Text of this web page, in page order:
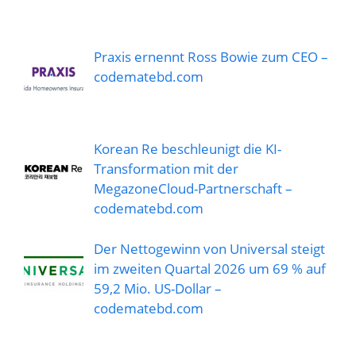
Praxis ernennt Ross Bowie zum CEO –
codematebd.com
Korean Re beschleunigt die KI-
Transformation mit der
MegazoneCloud-Partnerschaft –
codematebd.com
Der Nettogewinn von Universal steigt
im zweiten Quartal 2026 um 69 % auf
59,2 Mio. US-Dollar –
codematebd.com